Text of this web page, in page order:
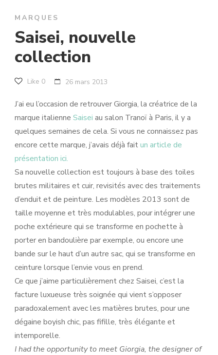
MARQUES
Saisei, nouvelle
collection
Like 0 26 mars 2013
J’ai eu l’occasion de retrouver Giorgia, la créatrice de la
marque italienne Saisei au salon Tranoï à Paris, il y a
quelques semaines de cela. Si vous ne connaissez pas
encore cette marque, j’avais déjà faitun article de
présentation ici.
Sa nouvelle collection est toujours à base des toiles
brutes militaires et cuir, revisités avec des traitements
d’enduit et de peinture. Les modèles 2013 sont de
taille moyenne et très modulables, pour intégrer une
poche extérieure qui se transforme en pochette à
porter en bandoulière par exemple, ou encore une
bande sur le haut d’un autre sac, qui se transforme en
ceinture lorsque l’envie vous en prend.
Ce que j’aime particulièrement chez Saisei, c’est la
facture luxueuse très soignée qui vient s’opposer
paradoxalement avec les matières brutes, pour une
dégaine boyish chic, pas fifille, très élégante et
intemporelle.
I had the opportunity to meet Giorgia, the designer of